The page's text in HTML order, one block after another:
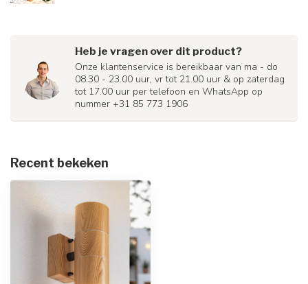
Heb je vragen over dit product?
Onze klantenservice is bereikbaar van ma - do
08.30 - 23.00 uur, vr tot 21.00 uur & op zaterdag
tot 17.00 uur per telefoon en WhatsApp op
nummer +31 85 773 1906
Recent bekeken